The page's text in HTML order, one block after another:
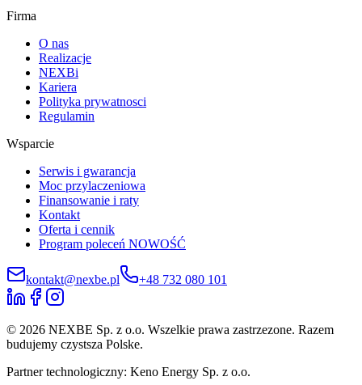
Firma
O nas
Realizacje
NEXBi
Kariera
Polityka prywatnosci
Regulamin
Wsparcie
Serwis i gwarancja
Moc przylaczeniowa
Finansowanie i raty
Kontakt
Oferta i cennik
Program poleceń NOWOŚĆ
kontakt@nexbe.pl +48 732 080 101
© 2026 NEXBE Sp. z o.o. Wszelkie prawa zastrzezone. Razem
budujemy czystsza Polske.
Partner technologiczny: Keno Energy Sp. z o.o.